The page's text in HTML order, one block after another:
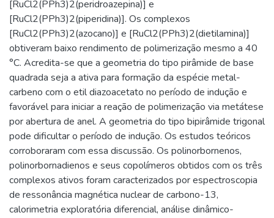
[RuCl2(PPh3)2(peridroazepina)] e
[RuCl2(PPh3)2(piperidina)]. Os complexos
[RuCl2(PPh3)2(azocano)] e [RuCl2(PPh3)2(dietilamina)]
obtiveram baixo rendimento de polimerização mesmo a 40
°C. Acredita-se que a geometria do tipo pirâmide de base
quadrada seja a ativa para formação da espécie metal-
carbeno com o etil diazoacetato no período de indução e
favorável para iniciar a reação de polimerização via metátese
por abertura de anel. A geometria do tipo bipirâmide trigonal
pode dificultar o período de indução. Os estudos teóricos
corroboraram com essa discussão. Os polinorbornenos,
polinorbornadienos e seus copolímeros obtidos com os três
complexos ativos foram caracterizados por espectroscopia
de ressonância magnética nuclear de carbono-13,
calorimetria exploratória diferencial, análise dinâmico-